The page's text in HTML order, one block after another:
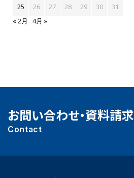
25
26 27 28 29 30
31
« 2月
4月 »
お問い合わせ・資料請求
Contact